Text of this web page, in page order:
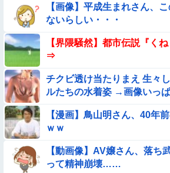
【悲報】ま～んさん、ドッキリにひっ
画】
【画像】プールで水着が脱げちゃった女
ｗｗｗ
【問題】全員受かると話題の『自衛隊』
【→】
★【画像】この飲み物覚えてるやつ0人説
【画像】お前らこの超美人が整形か否か
【ロマン】世界を動かした暗号ランキング
【画像】平成生まれさん、
ないらしい・・・
【界隈騒然】都市伝説『く
⇒
チクビ透け当たりまえ 生々
ルたちの水着姿 →画像いっ
【漫画】鳥山明さん、40年
ｗｗ
【動画像】AV嬢さん、落ち
って精神崩壊……